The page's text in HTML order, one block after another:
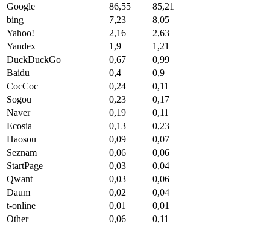
Google
86,55
85,21
bing
7,23
8,05
Yahoo!
2,16
2,63
Yandex
1,9
1,21
DuckDuckGo
0,67
0,99
Baidu
0,4
0,9
CocCoc
0,24
0,11
Sogou
0,23
0,17
Naver
0,19
0,11
Ecosia
0,13
0,23
Haosou
0,09
0,07
Seznam
0,06
0,06
StartPage
0,03
0,04
Qwant
0,03
0,06
Daum
0,02
0,04
t-online
0,01
0,01
Other
0,06 0,11